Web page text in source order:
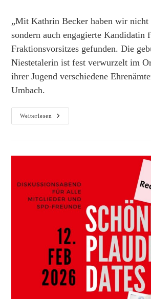
„Mit Kathrin Becker haben wir nicht
sondern auch engagierte Kandidatin
Fraktionsvorsitzes gefunden. Die
Niestetalerin ist fest verwurzelt im
ihrer Jugend verschiedene
Umbach.
Weiterlesen
SPD
AG